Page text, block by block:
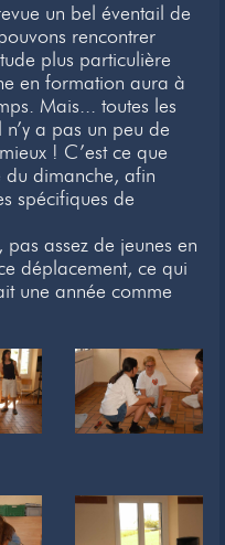
un bel éventail de
rencontrer
plus particulière
en formation aura à
Mais... toutes les
a pas un peu de
! C’est ce que
du dimanche, afin
spécifiques de
assez de jeunes en
déplacement, ce qui
une année comme